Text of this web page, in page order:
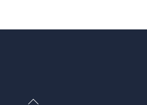
Back